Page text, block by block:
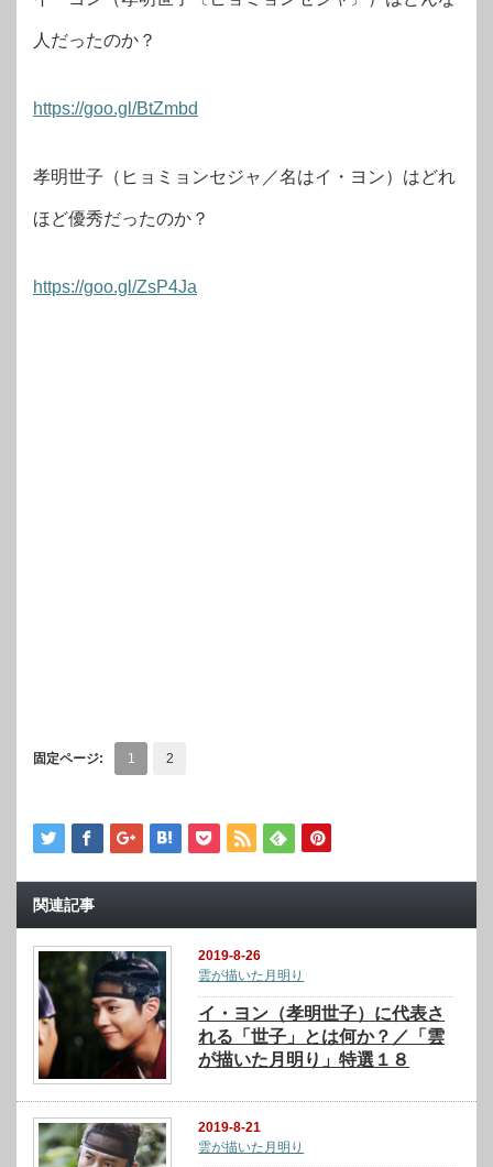
人だったのか？
https://goo.gl/BtZmbd
孝明世子（ヒョミョンセジャ／名はイ・ヨン）はどれ
ほど優秀だったのか？
https://goo.gl/ZsP4Ja
固定ページ: 1 2
関連記事
2019-8-26
雲が描いた月明り
イ・ヨン（孝明世子）に代表さ
れる「世子」とは何か？／「雲
が描いた月明り」特選１８
2019-8-21
雲が描いた月明り